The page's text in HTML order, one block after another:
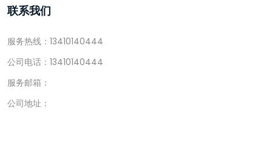
联系我们
服务热线：13410140444
公司电话：13410140444
服务邮箱：
公司地址：